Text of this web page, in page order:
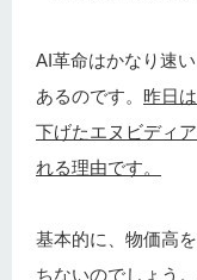
AI革命はかなり速
あるのです。 昨日
下げたエヌビディ
れる理由です。
基本的に、物価高
ちないのでしょう